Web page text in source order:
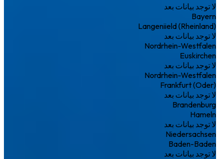
لا توجد بيانات بعد
Bayern
Langeniield (Rheinland)
لا توجد بيانات بعد
Nordrhein-Westfalen
Euskirchen
لا توجد بيانات بعد
Nordrhein-Westfalen
Frankfurt (Oder)
لا توجد بيانات بعد
Brandenburg
Hameln
لا توجد بيانات بعد
Niedersachsen
Baden-Baden
لا توجد بيانات بعد